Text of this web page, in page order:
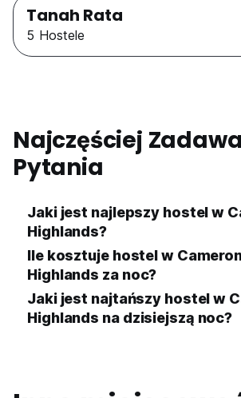
Tanah Rata
5 Hostele
Najczęściej
Pytania
Jaki jest najlepszy hostel w
Highlands?
Ile kosztuje hostel w
Highlands za noc?
Jaki jest najtańszy hostel w
Highlands na dzisiejszą noc?